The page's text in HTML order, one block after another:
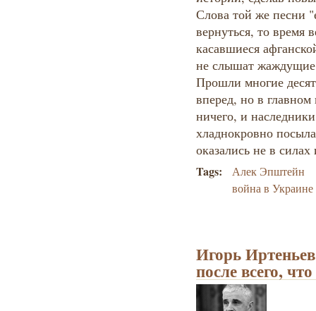
Слова той же песни
вернуться, то время
касавшиеся
не слышат
Прошли многие
вперед, но в главном
ничего, и
хладнокровно
оказались не в
Tags:
Алек Эпштейн
война в Украине
Игорь
после всего,